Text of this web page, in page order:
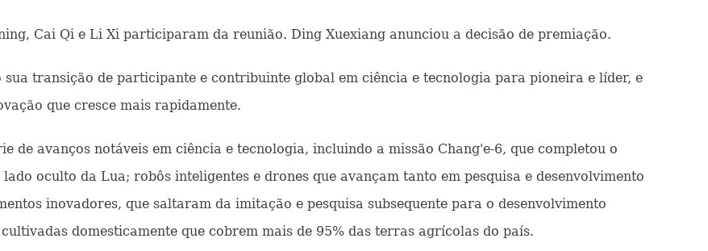
Cai Qi e Li Xi participaram da reunião. Ding Xuexiang anunciou a decisão de premiação.
transição de participante e contribuinte global em ciência e tecnologia para pioneira e líder, e
que cresce mais rapidamente.
de avanços notáveis em ciência e tecnologia, incluindo a missão Chang'e-6, que completou o
oculto da Lua; robôs inteligentes e drones que avançam tanto em pesquisa e desenvolvimento
inovadores, que saltaram da imitação e pesquisa subsequente para o desenvolvimento
domesticamente que cobrem mais de 95% das terras agrícolas do país.